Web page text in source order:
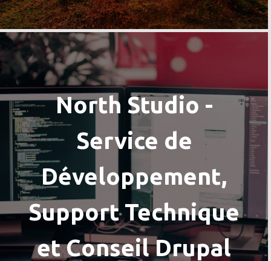
North Studio -
Service de
Développement,
Support Technique
et Conseil Drupal